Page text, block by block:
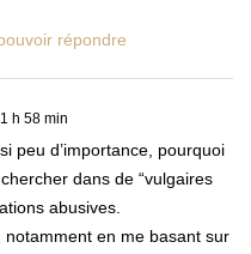
répondre
h 58 min
peu d’importance, pourquoi
dans de “vulgaires
abusives.
notamment en me basant sur